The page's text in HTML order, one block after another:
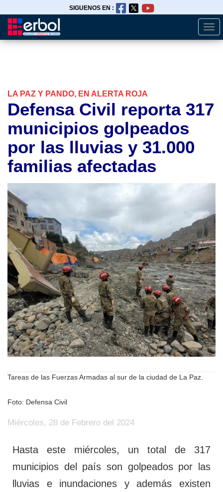
Pasar
SIGUENOS EN :
LA PAZ Y PANDO, EN ALERTA ROJA
Defensa Civil reporta 317
municipios golpeados
por las lluvias y 31.000
familias afectadas
Tareas de las Fuerzas Armadas al sur de la ciudad de La Paz.
Foto: Defensa Civil
Miércoles, 28 de Febrero del 2024
Hasta este miércoles, un total de 317
municipios del país son golpeados por las
lluvias e inundaciones y además existen